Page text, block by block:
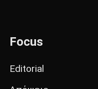
Focus
Editorial